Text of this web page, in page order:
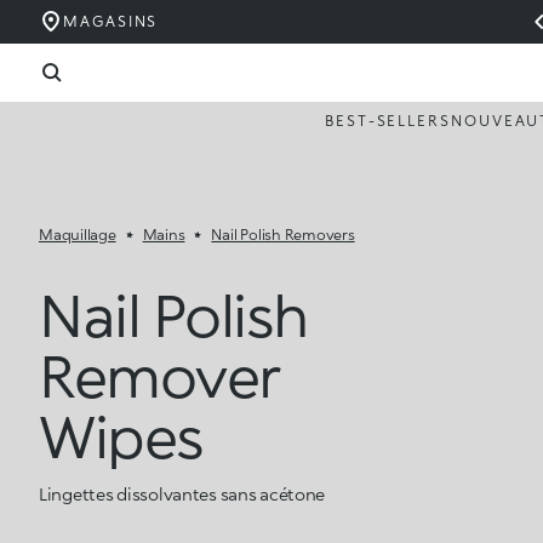
MAGASINS
BEST-SELLERS
Maquillage Mains Nail Polish Removers
Nail Polish
Remover
Wipes
Lingettes dissolvantes sans acétone